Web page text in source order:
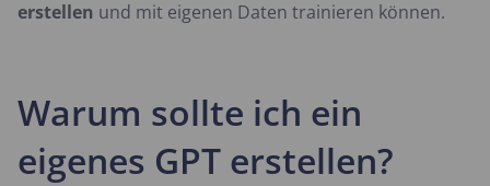
erstellen und mit eigenen Daten trainieren können.
Warum sollte ich ein
eigenes GPT erstellen?